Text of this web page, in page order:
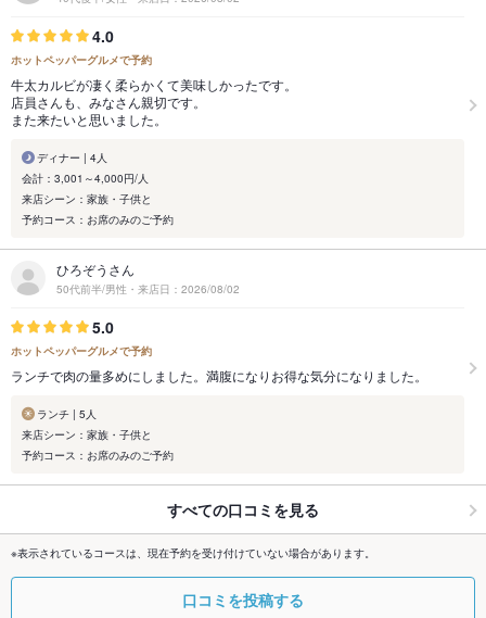
4.0
ホットペッパーグルメで予約
牛太カルビが凄く柔らかくて美味しかったです。
店員さんも、みなさん親切です。
また来たいと思いました。
ディナー | 4人
会計：3,001～4,000円/人
来店シーン：家族・子供と
予約コース：お席のみのご予約
ひろぞうさん
50代前半/男性・来店日：2026/08/02
5.0
ホットペッパーグルメで予約
ランチで肉の量多めにしました。満腹になりお得な気分になりました。
ランチ | 5人
来店シーン：家族・子供と
予約コース：お席のみのご予約
すべての口コミを見る
※表示されているコースは、現在予約を受け付けていない場合があります。
口コミを投稿する